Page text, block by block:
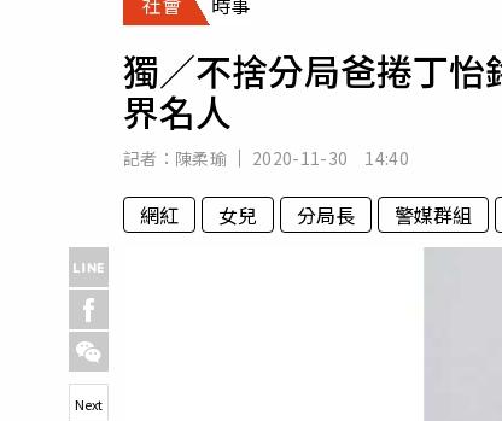
專欄
獨／不捨分局爸捲丁
界名人
記者： 陳柔瑜 2020-11-30 14:40
網紅 女兒 分局長 警媒群組
Next